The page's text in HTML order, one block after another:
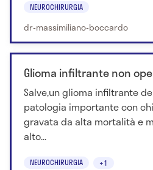
NEUROCHIRURGIA
dr-massimiliano-boccardo
Glioma infiltrante non
Salve,un glioma infiltrante
patologia importante con
gravata da alta mortalità e
alto...
NEUROCHIRURGIA +1